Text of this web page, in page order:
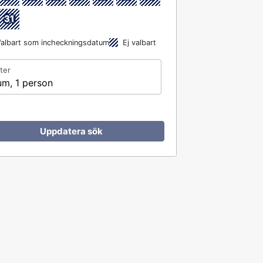
31
som incheckningsdatum Ej valbart
1 person
Uppdatera sök